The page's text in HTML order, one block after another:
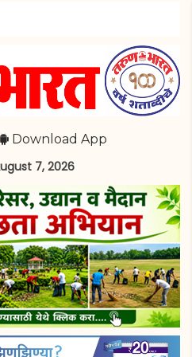
Download App
7, 2026